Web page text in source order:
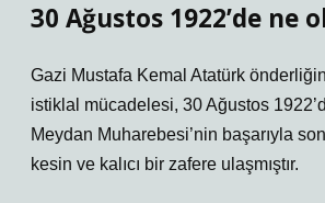
30 Ağustos 1922’de ne
Gazi Mustafa Kemal Atatürk
istiklal mücadelesi, 30 Ağustos
Meydan Muharebesi’nin başarıyla
kesin ve kalıcı bir zafere ulaşmıştır.